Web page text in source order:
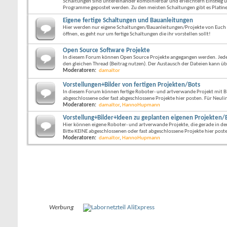
Schaltungen sind untereinander kombinierbar und erleichtern Einstieg
Programme gepostet werden. Zu den meisten Schaltungen gibt es
Eigene fertige Schaltungen und Bauanleitungen
Hier werden nur eigene Schaltungen/Bauanleitungen/Projekte von
öffnen, es geht nur um fertige Schaltungen die ihr vorstellen sollt!
Open Source Software Projekte
In diesem Forum können Open Source Projekte angegangen werden.
den gleichen Thread (Beitrag nutzen). Der Austausch der Dateien kann
Moderatoren: damaltor
Vorstellungen+Bilder von fertigen Projekten/Bots
In diesem Forum können fertige Roboter- und artverwande Projekt
abgeschlossene oder fast abgeschlossene Projekte hier posten. Für
Moderatoren: damaltor, HannoHupmann
Vorstellung+Bilder+Ideen zu geplanten eigenen Projekten/
Hier können eigene Roboter- und artverwande Projekte, die gerade in
Bitte KEINE abgeschlossenen oder fast abgeschlossene Projekte hier
Moderatoren: damaltor, HannoHupmann
Werbung